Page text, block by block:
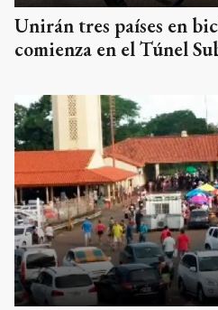
Unirán tres países en
comienza en el Túnel